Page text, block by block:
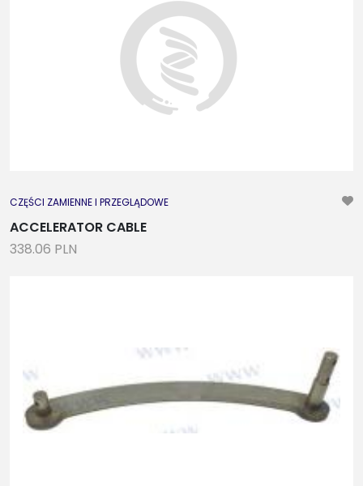
CZĘŚCI ZAMIENNE I PRZEGLĄDOWE
ACCELERATOR CABLE
338.06 PLN